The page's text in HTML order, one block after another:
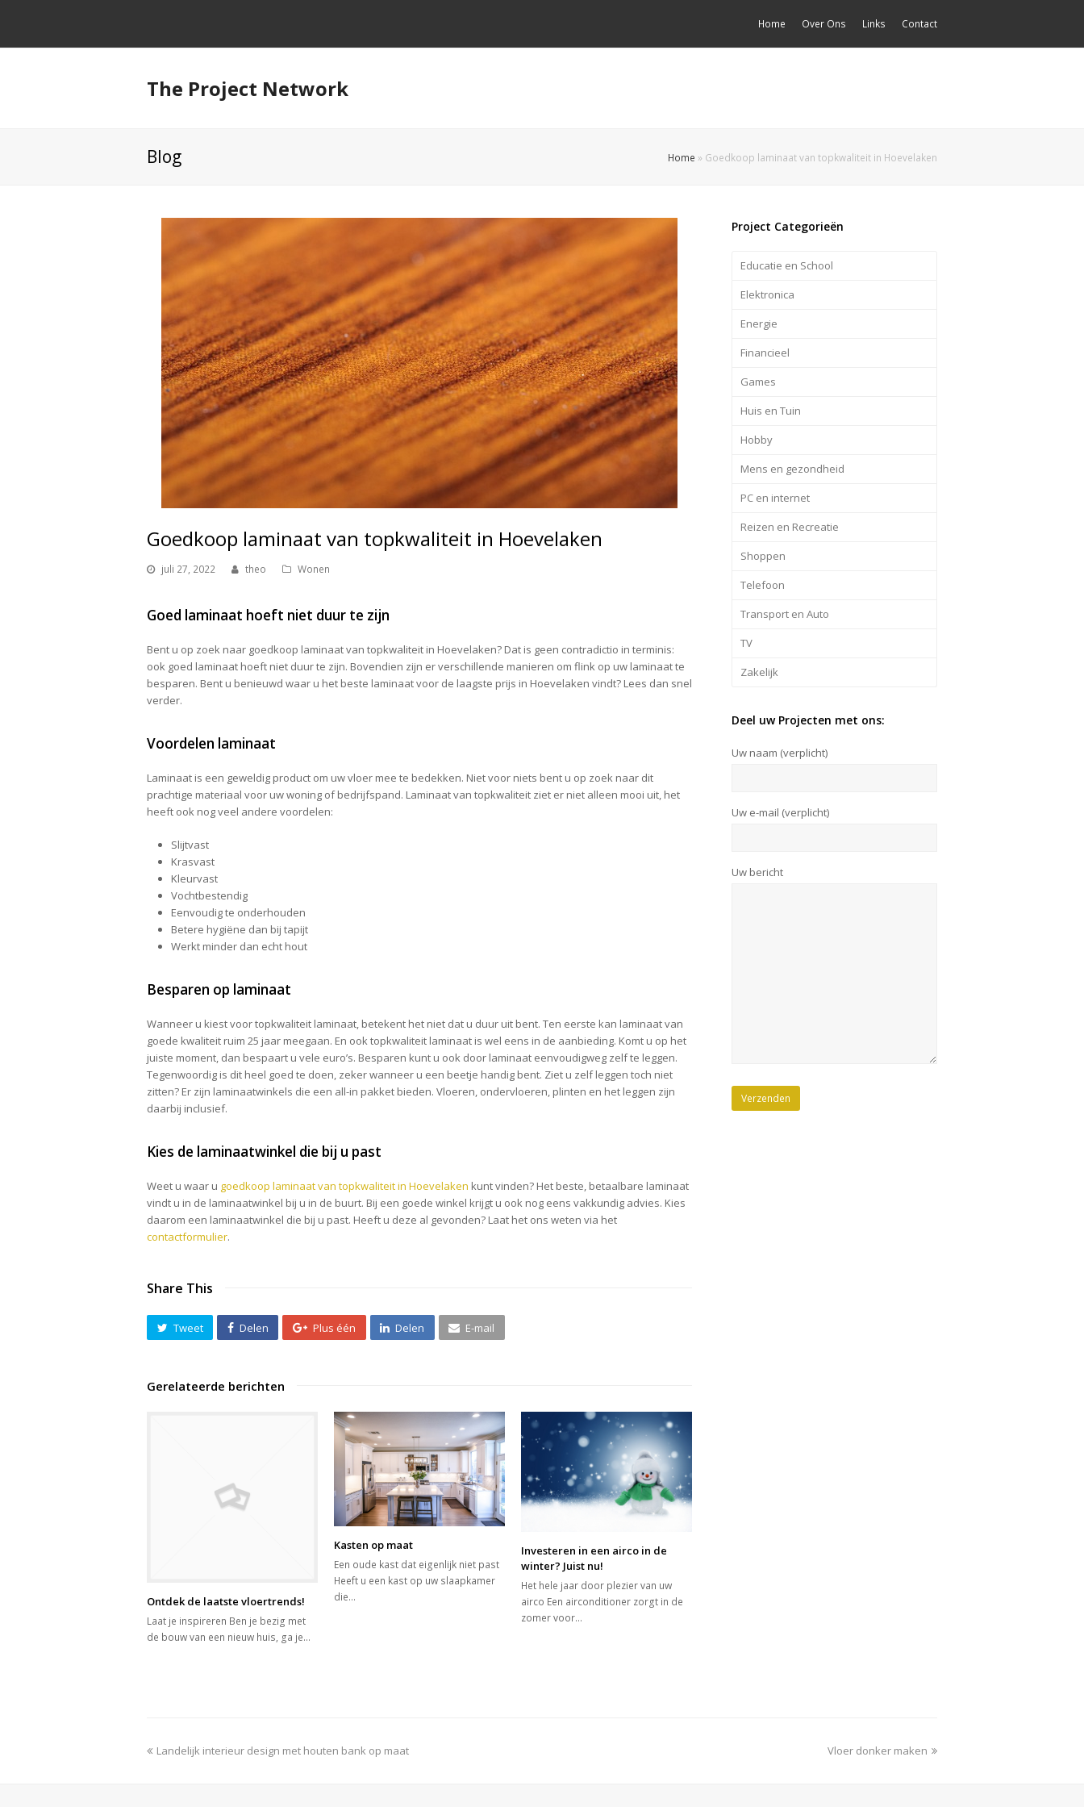
Home Over Ons Links Contact
The Project Network
Blog Home » Goedkoop laminaat van topkwaliteit in Hoevelaken
Goedkoop laminaat van topkwaliteit in Hoevelaken
juli 27, 2022 theo Wonen
Goed laminaat hoeft niet duur te zijn
Bent u op zoek naar goedkoop laminaat van topkwaliteit in Hoevelaken? Dat is geen contradictio in terminis:
ook goed laminaat hoeft niet duur te zijn. Bovendien zijn er verschillende manieren om flink op uw laminaat te
besparen. Bent u benieuwd waar u het beste laminaat voor de laagste prijs in Hoevelaken vindt? Lees dan snel
verder.
Voordelen laminaat
Laminaat is een geweldig product om uw vloer mee te bedekken. Niet voor niets bent u op zoek naar dit
prachtige materiaal voor uw woning of bedrijfspand. Laminaat van topkwaliteit ziet er niet alleen mooi uit, het
heeft ook nog veel andere voordelen:
Slijtvast
Krasvast
Kleurvast
Vochtbestendig
Eenvoudig te onderhouden
Betere hygiëne dan bij tapijt
Werkt minder dan echt hout
Besparen op laminaat
Wanneer u kiest voor topkwaliteit laminaat, betekent het niet dat u duur uit bent. Ten eerste kan laminaat van
goede kwaliteit ruim 25 jaar meegaan. En ook topkwaliteit laminaat is wel eens in de aanbieding. Komt u op het
juiste moment, dan bespaart u vele euro’s. Besparen kunt u ook door laminaat eenvoudigweg zelf te leggen.
Tegenwoordig is dit heel goed te doen, zeker wanneer u een beetje handig bent. Ziet u zelf leggen toch niet
zitten? Er zijn laminaatwinkels die een all-in pakket bieden. Vloeren, ondervloeren, plinten en het leggen zijn
daarbij inclusief.
Kies de laminaatwinkel die bij u past
Weet u waar u goedkoop laminaat van topkwaliteit in Hoevelaken kunt vinden? Het beste, betaalbare laminaat
vindt u in de laminaatwinkel bij u in de buurt. Bij een goede winkel krijgt u ook nog eens vakkundig advies. Kies
daarom een laminaatwinkel die bij u past. Heeft u deze al gevonden? Laat het ons weten via het
contactformulier.
Share This
Tweet Delen Plus één Delen E-mail
Gerelateerde berichten
Ontdek de laatste vloertrends!
Laat je inspireren Ben je bezig met
de bouw van een nieuw huis, ga je…
Kasten op maat
Een oude kast dat eigenlijk niet past
Heeft u een kast op uw slaapkamer
die…
Investeren in een airco in de
winter? Juist nu!
Het hele jaar door plezier van uw
airco Een airconditioner zorgt in de
zomer voor…
Project Categorieën
Educatie en School
Elektronica
Energie
Financieel
Games
Huis en Tuin
Hobby
Mens en gezondheid
PC en internet
Reizen en Recreatie
Shoppen
Telefoon
Transport en Auto
TV
Zakelijk
Deel uw Projecten met ons:
Uw naam (verplicht)
Uw e-mail (verplicht)
Uw bericht
previous
Landelijk interieur design met houten bank op maat
next
Vloer donker maken